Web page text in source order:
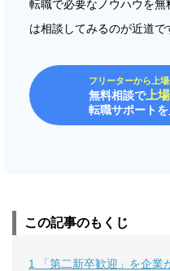
転職で必要なノウハウを
は相談してみるのが近道で
フリーターから上
無料相談で上
転職サポート
この記事のもくじ
1
「第二新卒歓迎」を企業